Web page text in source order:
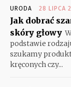
URODA 28 LIPCA
Jak dobrać
skóry głowy
podstawie
szukamy
kręconych czy...